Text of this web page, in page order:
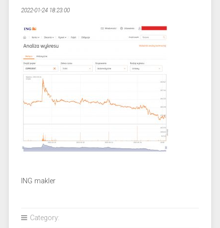
2022-01-24 18:23:00
ING makler
Category: